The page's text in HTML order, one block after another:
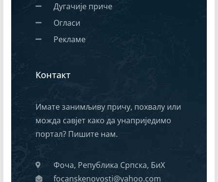
Дугачије приче
Огласи
Рекламе
Контакт
Имате занимљиву причу, похвалу или
можда савјет како да унаприједимо
портал? Пишите нам.
Фоча, Република Српска, БиХ
focanskenovosti@yahoo.com